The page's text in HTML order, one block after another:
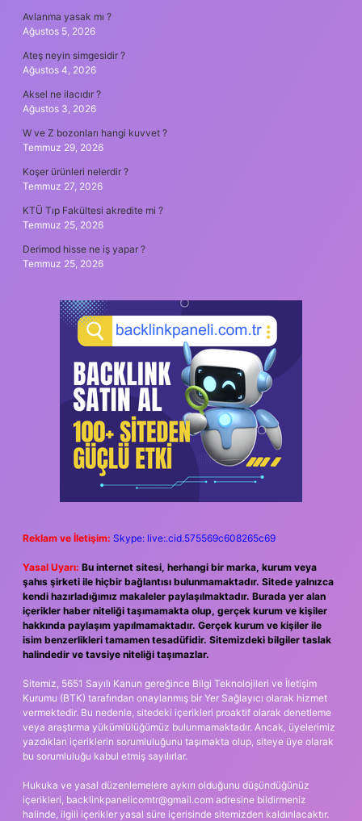
Avlanma yasak mı ?
Ağustos 5, 2026
Ateş neyin simgesidir ?
Ağustos 4, 2026
Aksel ne ilacıdır ?
Ağustos 3, 2026
W ve Z bozonları hangi kuvvet ?
Temmuz 29, 2026
Koşer ürünleri nelerdir ?
Temmuz 27, 2026
KTÜ Tıp Fakültesi akredite mi ?
Temmuz 25, 2026
Derimod hisse ne iş yapar ?
Temmuz 25, 2026
Reklam ve İletişim: Skype: live:.cid.575569c608265c69
Yasal Uyarı: Bu internet sitesi, herhangi bir marka, kurum veya
şahıs şirketi ile hiçbir bağlantısı bulunmamaktadır. Sitede yalnızca
kendi hazırladığımız makaleler paylaşılmaktadır. Burada yer alan
içerikler haber niteliği taşımamakta olup, gerçek kurum ve kişiler
hakkında paylaşım yapılmamaktadır. Gerçek kurum ve kişiler ile
isim benzerlikleri tamamen tesadüfidir. Sitemizdeki bilgiler taslak
halindedir ve tavsiye niteliği taşımazlar.
Sitemiz, 5651 Sayılı Kanun gereğince Bilgi Teknolojileri ve İletişim
Kurumu (BTK) tarafından onaylanmış bir Yer Sağlayıcı olarak hizmet
vermektedir. Bu nedenle, sitedeki içerikleri proaktif olarak denetleme
veya araştırma yükümlülüğümüz bulunmamaktadır. Ancak, üyelerimiz
yazdıkları içeriklerin sorumluluğunu taşımakta olup, siteye üye olarak
bu sorumluluğu kabul etmiş sayılırlar.
Hukuka ve yasal düzenlemelere aykırı olduğunu düşündüğünüz
içerikleri, backlinkpanelicomtr@gmail.com adresine bildirmeniz
halinde, ilgili içerikler yasal süre içerisinde sitemizden kaldırılacaktır.